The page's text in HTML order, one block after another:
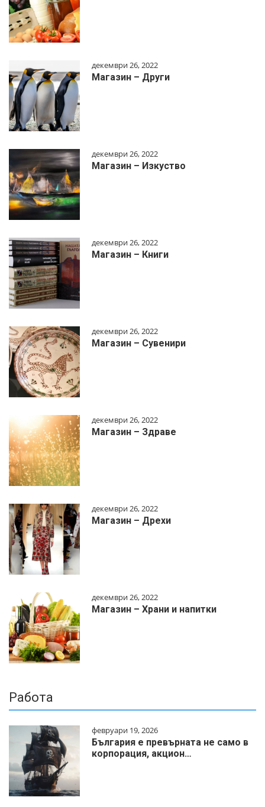
декември 26, 2022
Магазин – Други
декември 26, 2022
Магазин – Изкуство
декември 26, 2022
Магазин – Книги
декември 26, 2022
Магазин – Сувенири
декември 26, 2022
Магазин – Здраве
декември 26, 2022
Магазин – Дрехи
декември 26, 2022
Магазин – Храни и напитки
Работа
февруари 19, 2026
България е превърната не само в
корпорация, акцион…